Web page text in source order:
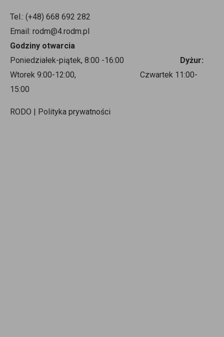
Tel.: (+48) 668 692 282
Email: rodm@4.rodm.pl
Godziny otwarcia
Poniedziałek-piątek, 8:00 -16:00
Dyżur:
Wtorek 9:00-12:00, Czwartek 11:00-
15:00
RODO | Polityka prywatności